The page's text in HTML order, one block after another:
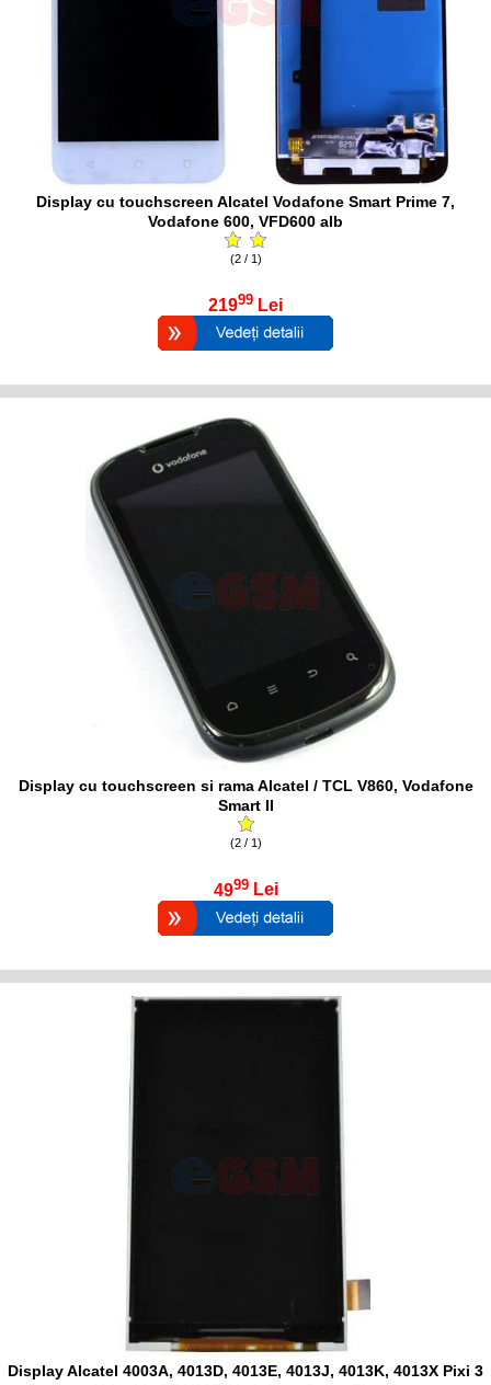
Display cu touchscreen Alcatel Vodafone Smart Prime 7,
Vodafone 600, VFD600 alb
(2 / 1)
21999 Lei
Display cu touchscreen si rama Alcatel / TCL V860, Vodafone
Smart II
(2 / 1)
4999 Lei
Display Alcatel 4003A, 4013D, 4013E, 4013J, 4013K, 4013X Pixi 3